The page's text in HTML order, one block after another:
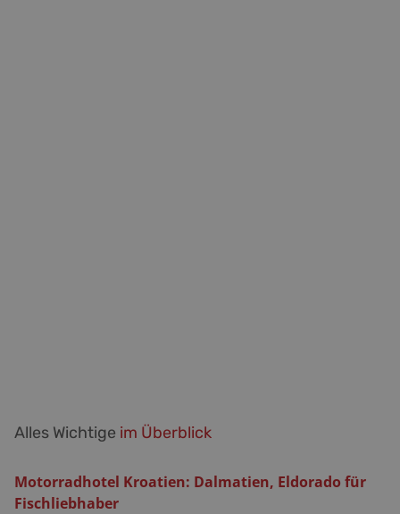
Alles Wichtige im Überblick
Motorradhotel Kroatien: Dalmatien, Eldorado für
Fischliebhaber